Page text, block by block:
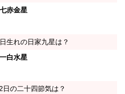
七赤金星
生れの日家九星は？
一白水星
日の二十四節気は？